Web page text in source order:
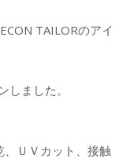
TAILORのアイ
ました。
、ＵＶカット、接触